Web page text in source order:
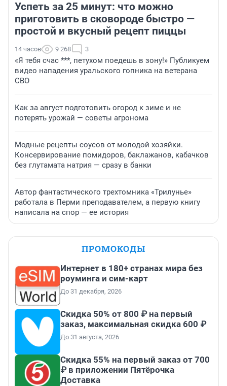
Успеть за 25 минут: что можно
приготовить в сковороде быстро —
простой и вкусный рецепт пиццы
14 часов 9 268 3
«Я тебя счас ***, петухом поедешь в зону!» Публикуем
видео нападения уральского гопника на ветерана
СВО
Как за август подготовить огород к зиме и не
потерять урожай — советы агронома
Модные рецепты соусов от молодой хозяйки.
Консервирование помидоров, баклажанов, кабачков
без глутамата натрия — сразу в банки
Автор фантастического трехтомника «Трилунье»
работала в Перми преподавателем, а первую книгу
написала на спор — ее история
ПРОМОКОДЫ
Интернет в 180+ странах мира без
роуминга и сим-карт
До 31 декабря, 2026
Скидка 50% от 800 ₽ на первый
заказ, максимальная скидка 600 ₽
До 31 августа, 2026
Скидка 55% на первый заказ от 700
₽ в приложении Пятёрочка
Доставка